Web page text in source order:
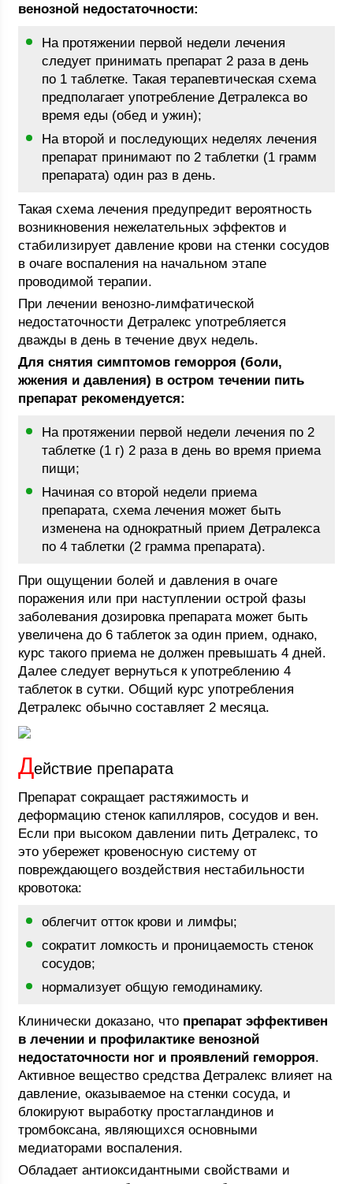
венозной недостаточности:
На протяжении первой недели лечения
следует принимать препарат 2 раза в день
по 1 таблетке. Такая терапевтическая схема
предполагает употребление Детралекса во
время еды (обед и ужин);
На второй и последующих неделях лечения
препарат принимают по 2 таблетки (1 грамм
препарата) один раз в день.
Такая схема лечения предупредит вероятность
возникновения нежелательных эффектов и
стабилизирует давление крови на стенки сосудов
в очаге воспаления на начальном этапе
проводимой терапии.
При лечении венозно-лимфатической
недостаточности Детралекс употребляется
дважды в день в течение двух недель.
Для снятия симптомов геморроя (боли,
жжения и давления) в остром течении пить
препарат рекомендуется:
На протяжении первой недели лечения по 2
таблетке (1 г) 2 раза в день во время приема
пищи;
Начиная со второй недели приема
препарата, схема лечения может быть
изменена на однократный прием Детралекса
по 4 таблетки (2 грамма препарата).
При ощущении болей и давления в очаге
поражения или при наступлении острой фазы
заболевания дозировка препарата может быть
увеличена до 6 таблеток за один прием, однако,
курс такого приема не должен превышать 4 дней.
Далее следует вернуться к употреблению 4
таблеток в сутки. Общий курс употребления
Детралекс обычно составляет 2 месяца.
Действие препарата
Препарат сокращает растяжимость и
деформацию стенок капилляров, сосудов и вен.
Если при высоком давлении пить Детралекс, то
это убережет кровеносную систему от
повреждающего воздействия нестабильности
кровотока:
облегчит отток крови и лимфы;
сократит ломкость и проницаемость стенок
сосудов;
нормализует общую гемодинамику.
Клинически доказано, что препарат эффективен
в лечении и профилактике венозной
недостаточности ног и проявлений геморроя.
Активное вещество средства Детралекс влияет на
давление, оказываемое на стенки сосуда, и
блокируют выработку простагландинов и
тромбоксана, являющихся основными
медиаторами воспаления.
Обладает антиоксидантными свойствами и